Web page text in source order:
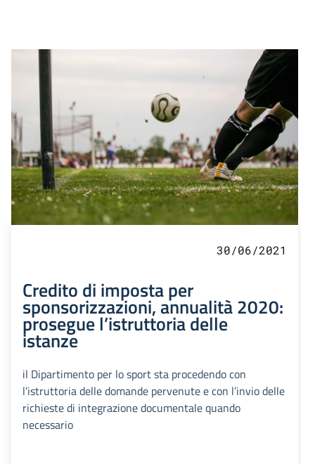
30/06/2021
Credito di imposta per
sponsorizzazioni, annualità 2020:
prosegue l’istruttoria delle
istanze
il Dipartimento per lo sport sta procedendo con
l’istruttoria delle domande pervenute e con l’invio delle
richieste di integrazione documentale quando
necessario